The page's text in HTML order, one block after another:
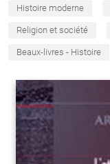
Histoire moderne
Religion et société
Beaux-livres - Histoire